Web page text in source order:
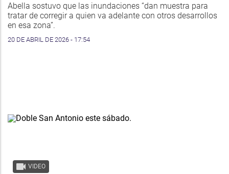
Abella sostuvo que las inundaciones “dan muestra para
tratar de corregir a quien va adelante con otros desarrollos
en esa zona”.
20 DE ABRIL DE 2026 - 17:54
VIDEO